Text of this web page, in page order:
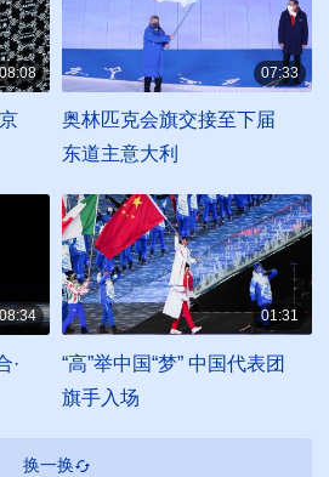
08:08 07:33
奥林匹克会旗交接至下届
东道主意大利
08:34
·
01:31
“高”举中国“梦” 中国代表团
旗手入场
换一换